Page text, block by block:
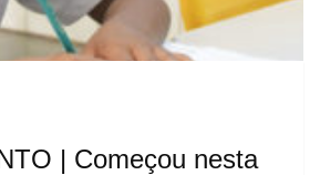
| Começou nesta